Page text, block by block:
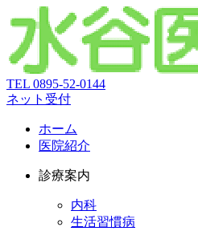
TEL 0895-52-0144
ネット受付
ホーム
医院紹介
診療案内
内科
生活習慣病